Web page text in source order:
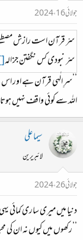
جولائی 16، 2024
سرّ قرآن است رازش
سرّ نبودی کس نگفتن جز الہ
’’سرِ الٰہی قرآن ہے اور
اللہ سے کوئی واقف نہیں
سیما علی
لائبریرین
جولائی 26، 2024
دنیا میں میری ساری کمائی
’’رکھوں میں کیوں نہ ان کی